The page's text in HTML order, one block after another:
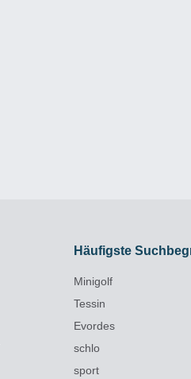
Häufigste
Minigolf
Tessin
Evordes
schlo
sport